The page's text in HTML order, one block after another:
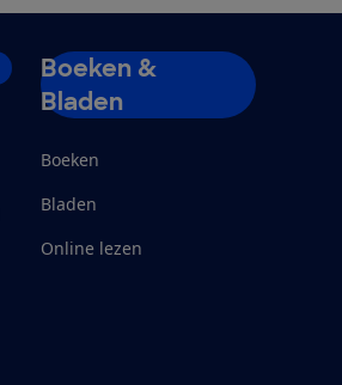
Boeken &
Bladen
Boeken
Bladen
Online lezen